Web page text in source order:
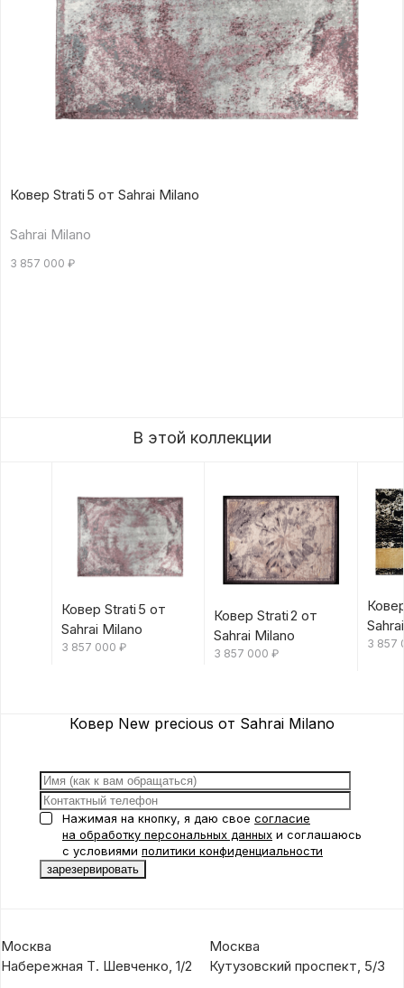
Ковер Strati 5 от Sahrai Milano
Sahrai Milano
3 857 000 ₽
В этой коллекции
Ковер Strati 5 от
Sahrai Milano
3 857 000 ₽
Ковер Strati 2 от
Sahrai Milano
3 857 000 ₽
3 857
Ковер New precious от Sahrai Milano
Нажимая на кнопку, я даю свое согласие
на обработку персональных данных и соглашаюсь
с условиями политики конфиденциальности
Москва
Набережная Т. Шевченко, 1/2
Москва
Кутузовский проспект, 5/3